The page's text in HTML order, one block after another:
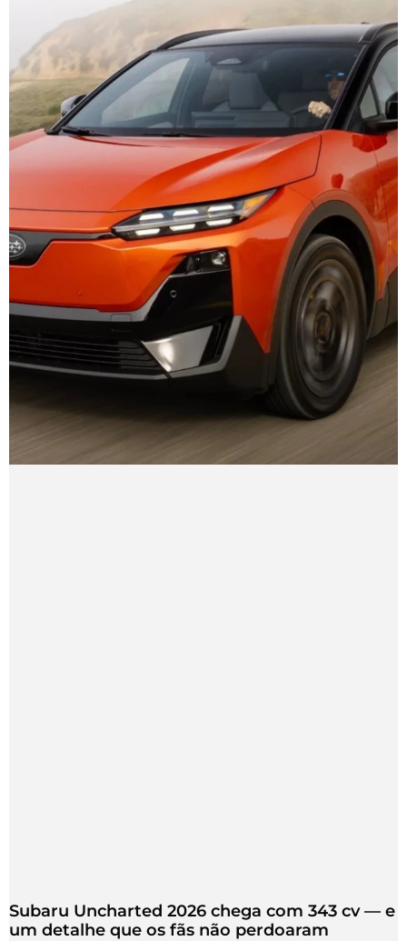
Subaru Uncharted 2026 chega com 343 cv — e
um detalhe que os fãs não perdoaram